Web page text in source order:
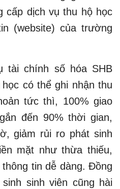
cấp dịch vụ thu hộ học
(website) của trường
tài chính số hóa SHB
có thể ghi nhận thu
tức thì, 100% giao
đến 90% thời gian,
giảm rủi ro phát sinh
mặt như thừa thiếu,
tin dễ dàng. Đồng
sinh viên cũng hài